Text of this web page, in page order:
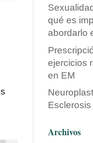
qué es
abordarlo
ejercicios
en EM
Esclerosis
Archivos